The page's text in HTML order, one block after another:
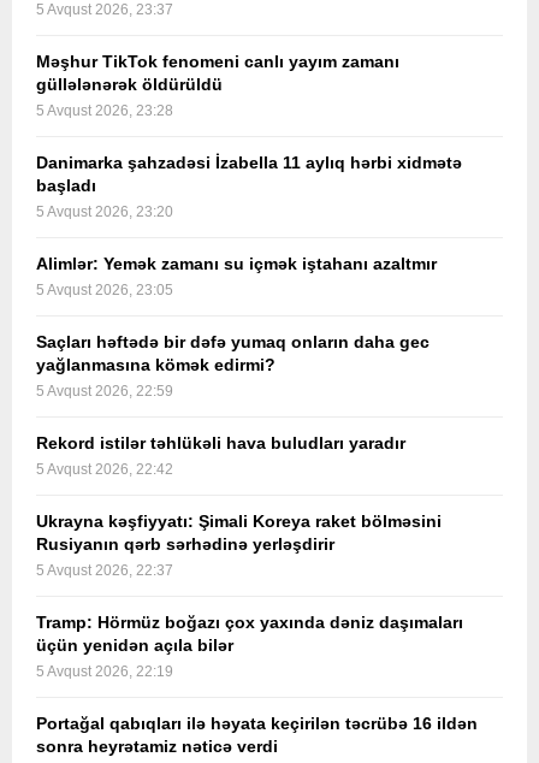
5 Avqust 2026, 23:37
Məşhur TikTok fenomeni canlı yayım zamanı
güllələnərək öldürüldü
5 Avqust 2026, 23:28
Danimarka şahzadəsi İzabella 11 aylıq hərbi xidmətə
başladı
5 Avqust 2026, 23:20
Alimlər: Yemək zamanı su içmək iştahanı azaltmır
5 Avqust 2026, 23:05
Saçları həftədə bir dəfə yumaq onların daha gec
yağlanmasına kömək edirmi?
5 Avqust 2026, 22:59
Rekord istilər təhlükəli hava buludları yaradır
5 Avqust 2026, 22:42
Ukrayna kəşfiyyatı: Şimali Koreya raket bölməsini
Rusiyanın qərb sərhədinə yerləşdirir
5 Avqust 2026, 22:37
Tramp: Hörmüz boğazı çox yaxında dəniz daşımaları
üçün yenidən açıla bilər
5 Avqust 2026, 22:19
Portağal qabıqları ilə həyata keçirilən təcrübə 16 ildən
sonra heyrətamiz nəticə verdi